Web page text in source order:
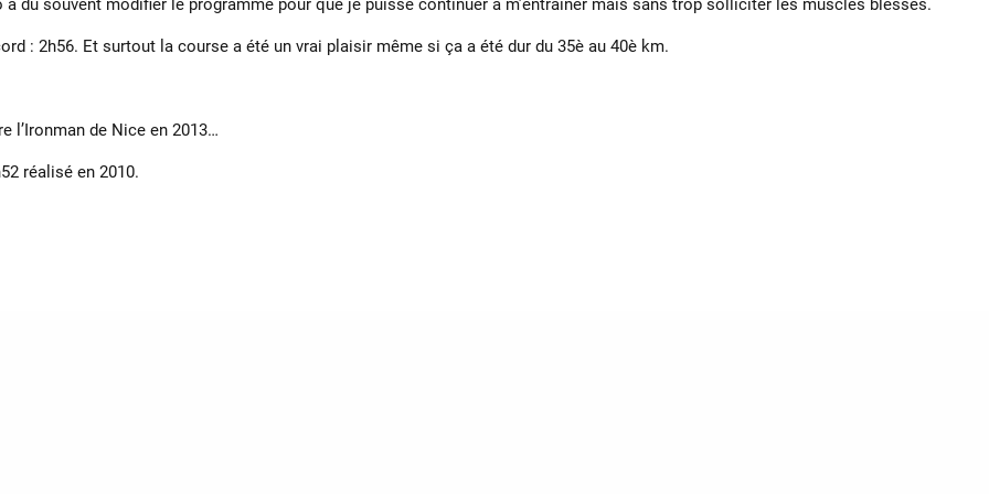
du souvent modifier le programme pour que je puisse continuer à m’entrainer mais sans trop solliciter les muscles blessés.
: 2h56. Et surtout la course a été un vrai plaisir même si ça a été dur du 35è au 40è km.
l’Ironman de Nice en 2013…
réalisé en 2010.